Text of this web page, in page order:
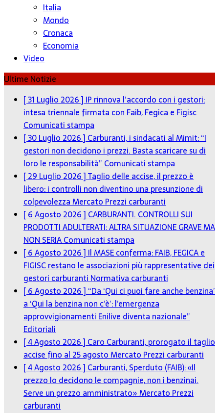
Italia
Mondo
Cronaca
Economia
Video
Ultime Notizie
[ 31 Luglio 2026 ]IP rinnova l’accordo con i gestori:
intesa triennale firmata con Faib, Fegica e Figisc
Comunicati stampa
[ 30 Luglio 2026 ]Carburanti, i sindacati al Mimit: “I
gestori non decidono i prezzi. Basta scaricare su di
loro le responsabilità”Comunicati stampa
[ 29 Luglio 2026 ]Taglio delle accise, il prezzo è
libero: i controlli non diventino una presunzione di
colpevolezzaMercato Prezzi carburanti
[ 6 Agosto 2026 ]CARBURANTI. CONTROLLI SUI
PRODOTTI ADULTERATI: ALTRA SITUAZIONE GRAVE MA
NON SERIAComunicati stampa
[ 6 Agosto 2026 ]Il MASE conferma: FAIB, FEGICA e
FIGISC restano le associazioni più rappresentative dei
gestori carburantiNormativa carburanti
[ 6 Agosto 2026 ]“Da ‘Qui ci puoi fare anche benzina’
a ‘Qui la benzina non c’è’: l’emergenza
approvvigionamenti Enilive diventa nazionale”
Editoriali
[ 4 Agosto 2026 ]Caro Carburanti, prorogato il taglio
accise fino al 25 agostoMercato Prezzi carburanti
[ 4 Agosto 2026 ]Carburanti, Sperduto (FAIB): «Il
prezzo lo decidono le compagnie, non i benzinai.
Serve un prezzo amministrato»Mercato Prezzi
carburanti